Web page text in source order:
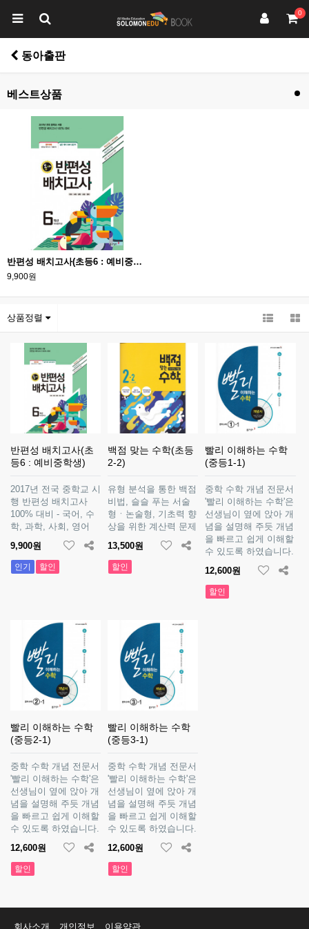
0
동아출판
베스트상품
반편성 배치고사(초등6 : 예비중학생)
9,900원
상품정렬
반편성 배치고사(초
등6 : 예비중학생)
2017년 전국 중학교 시
행 반편성 배치고사
100% 대비 - 국어, 수
학, 과학, 사회, 영어
9,900원
인기 할인
백점 맞는 수학(초등
2-2)
유형 분석을 통한 백점
비법, 슬슬 푸는 서술
형ㆍ논술형, 기초력 향
상을 위한 계산력 문제
13,500원
할인
빨리 이해하는 수학
(중등1-1)
중학 수학 개념 전문서
'빨리 이해하는 수학'은
선생님이 옆에 앉아 개
념을 설명해 주듯 개념
을 빠르고 쉽게 이해할
수 있도록 하였습니다.
12,600원
할인
빨리 이해하는 수학
(중등2-1)
중학 수학 개념 전문서
'빨리 이해하는 수학'은
선생님이 옆에 앉아 개
념을 설명해 주듯 개념
을 빠르고 쉽게 이해할
수 있도록 하였습니다.
12,600원
할인
빨리 이해하는 수학
(중등3-1)
중학 수학 개념 전문서
'빨리 이해하는 수학'은
선생님이 옆에 앉아 개
념을 설명해 주듯 개념
을 빠르고 쉽게 이해할
수 있도록 하였습니다.
12,600원
할인
회사소개 개인정보 이용약관